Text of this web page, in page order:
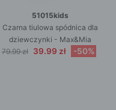
51015kids
Czarna tiulowa spódnica dla
dziewczynki - Max&Mia
79.99 zł
39.99 zł -50%